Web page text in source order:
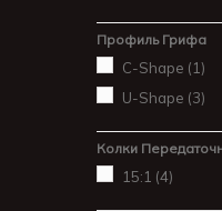
Профиль Грифа
C-Shape (1)
U-Shape (3)
Колки
15:1 (4)